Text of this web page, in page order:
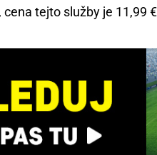
cena tejto služby je 11,99